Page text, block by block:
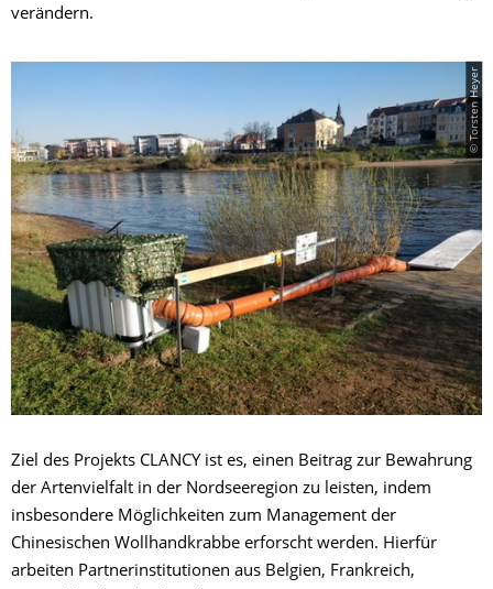
verändern.
© Torsten Heyer
Ziel des Projekts CLANCY ist es, einen Beitrag zur Bewahrung
der Artenvielfalt in der Nordseeregion zu leisten, indem
insbesondere Möglichkeiten zum Management der
Chinesischen Wollhandkrabbe erforscht werden. Hierfür
arbeiten Partnerinstitutionen aus Belgien, Frankreich,